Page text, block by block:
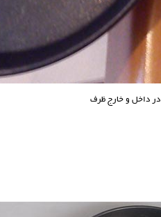
داخل و خارج ظرف